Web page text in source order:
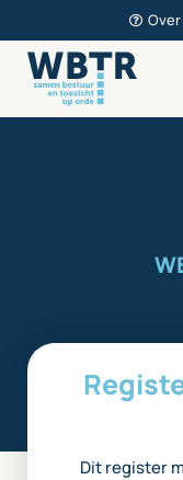
Dit register